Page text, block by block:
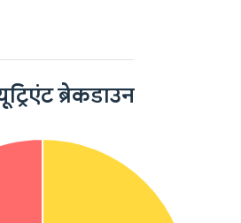
ब्रेकडाउन